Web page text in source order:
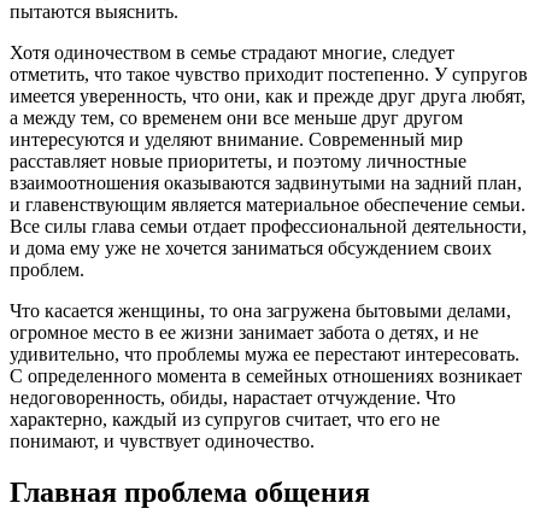
пытаются выяснить.
Хотя одиночеством в семье страдают многие, следует
отметить, что такое чувство приходит постепенно. У супругов
имеется уверенность, что они, как и прежде друг друга любят,
а между тем, со временем они все меньше друг другом
интересуются и уделяют внимание. Современный мир
расставляет новые приоритеты, и поэтому личностные
взаимоотношения оказываются задвинутыми на задний план,
и главенствующим является материальное обеспечение семьи.
Все силы глава семьи отдает профессиональной деятельности,
и дома ему уже не хочется заниматься обсуждением своих
проблем.
Что касается женщины, то она загружена бытовыми делами,
огромное место в ее жизни занимает забота о детях, и не
удивительно, что проблемы мужа ее перестают интересовать.
С определенного момента в семейных отношениях возникает
недоговоренность, обиды, нарастает отчуждение. Что
характерно, каждый из супругов считает, что его не
понимают, и чувствует одиночество.
Главная проблема общения